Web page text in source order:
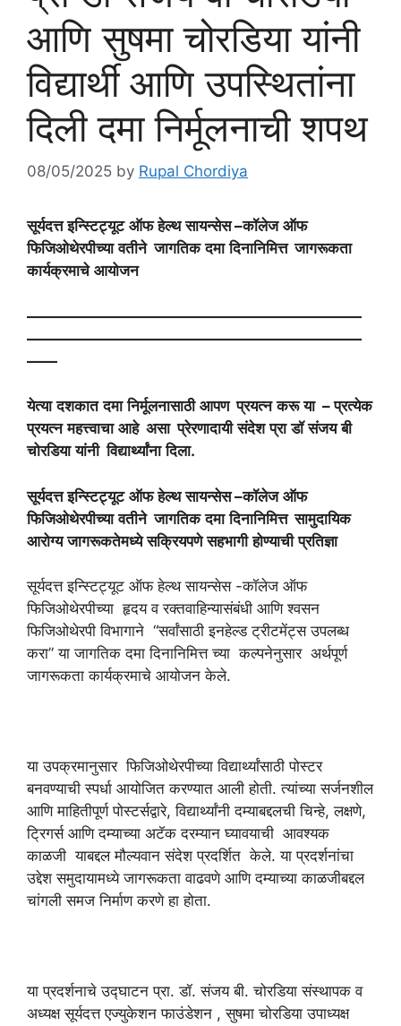
आणि सुषमा चोरडिया यांनी
विद्यार्थी आणि उपस्थितांना
दिली दमा निर्मूलनाची शपथ
08/05/2025 by Rupal Chordiya
सूर्यदत्त इन्स्टिट्यूट ऑफ हेल्थ सायन्सेस–कॉलेज ऑफ
फिजिओथेरपीच्या वतीने जागतिक दमा दिनानिमित्त जागरूकता
कार्यक्रमाचे आयोजन
——————————————————————
——————————————————————
——
येत्या दशकात दमा निर्मूलनासाठी आपण प्रयत्न करू या–प्रत्येक
प्रयत्न महत्त्वाचा आहे असा प्रेरणादायी संदेश प्रा डॉ संजय बी
चोरडिया यांनी विद्यार्थ्यांना दिला.
सूर्यदत्त इन्स्टिट्यूट ऑफ हेल्थ सायन्सेस–कॉलेज ऑफ
फिजिओथेरपीच्या वतीने जागतिक दमा दिनानिमित्त सामुदायिक
आरोग्य जागरूकतेमध्ये सक्रियपणे सहभागी होण्याची प्रतिज्ञा
सूर्यदत्त इन्स्टिट्यूट ऑफ हेल्थ सायन्सेस -कॉलेज ऑफ
फिजिओथेरपीच्या हृदय व रक्तवाहिन्यासंबंधी आणि श्वसन
फिजिओथेरपी विभागाने “सर्वांसाठी इनहेल्ड ट्रीटमेंट्स उपलब्ध
करा” या जागतिक दमा दिनानिमित्त च्या कल्पनेनुसार अर्थपूर्ण
जागरूकता कार्यक्रमाचे आयोजन केले.
या उपक्रमानुसार फिजिओथेरपीच्या विद्यार्थ्यांसाठी पोस्टर
बनवण्याची स्पर्धा आयोजित करण्यात आली होती. त्यांच्या सर्जनशील
आणि माहितीपूर्ण पोस्टर्सद्वारे, विद्यार्थ्यांनी दम्याबद्दलची चिन्हे, लक्षणे,
ट्रिगर्स आणि दम्याच्या अटॅक दरम्यान घ्यावयाची आवश्यक
काळजी याबद्दल मौल्यवान संदेश प्रदर्शित केले. या प्रदर्शनांचा
उद्देश समुदायामध्ये जागरूकता वाढवणे आणि दम्याच्या काळजीबद्दल
चांगली समज निर्माण करणे हा होता.
या प्रदर्शनाचे उद्घाटन प्रा. डॉ. संजय बी. चोरडिया संस्थापक व
अध्यक्ष सूर्यदत्त एज्युकेशन फाउंडेशन , सुषमा चोरडिया उपाध्यक्ष